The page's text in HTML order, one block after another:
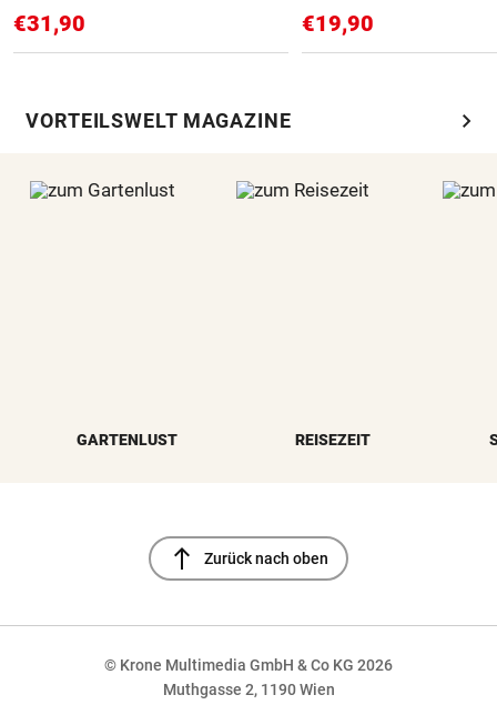
€31,90 €19,90
VORTEILSWELT MAGAZINE chevron_right
GARTENLUST REISEZEIT
north Zurück nach oben
© Krone Multimedia GmbH & Co KG 2026
Muthgasse 2, 1190 Wien